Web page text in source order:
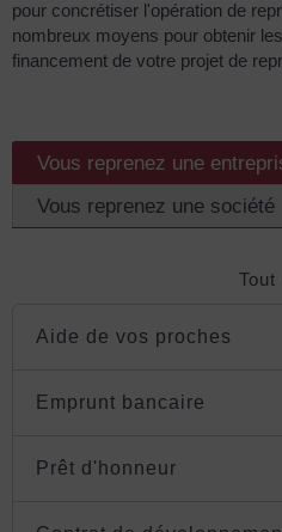
pour concrétiser l'opération de
nombreux moyens pour obtenir
financement de votre projet de
Vous reprenez une
Vous reprenez une société
Tout
Aide de vos proches
Emprunt bancaire
Prêt d'honneur